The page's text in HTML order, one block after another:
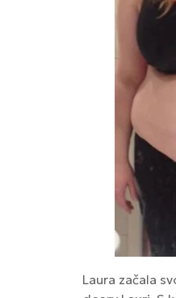
Laura začala